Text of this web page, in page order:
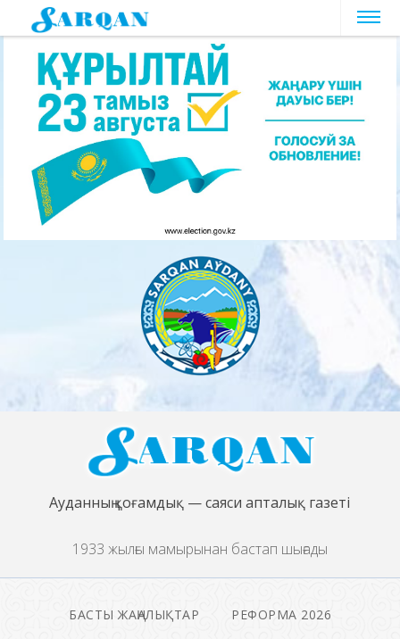
Ауданның қоғамдық — саяси апталық газеті
1933 жылғы мамырынан бастап шығады
БАСТЫ ЖАҢАЛЫҚТАР РЕФОРМА 2026